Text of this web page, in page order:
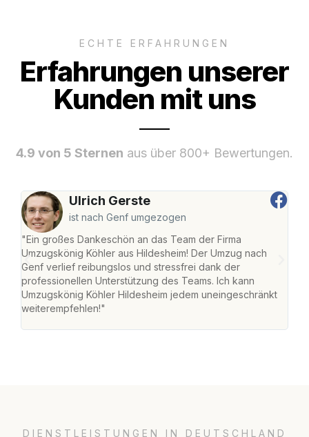
ECHTE ERFAHRUNGEN
Erfahrungen unserer
Kunden mit uns
4.9 von 5 Sternen aus über 800+ Bewertungen.
Ulrich Gerste
ist nach Genf umgezogen
"Ein großes Dankeschön an das Team der Firma
Umzugskönig Köhler aus Hildesheim! Der Umzug nach
Genf verlief reibungslos und stressfrei dank der
professionellen Unterstützung des Teams. Ich kann
Umzugskönig Köhler Hildesheim jedem uneingeschränkt
weiterempfehlen!"
DIENSTLEISTUNGEN IN DEUTSCHLAND